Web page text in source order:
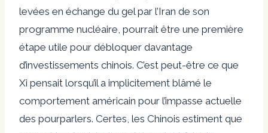
levées en échange du gel par l’Iran de son
programme nucléaire, pourrait être une première
étape utile pour débloquer davantage
d’investissements chinois. C’est peut-être ce que
Xi pensait lorsqu’il a implicitement blâmé le
comportement américain pour l’impasse actuelle
des pourparlers. Certes, les Chinois estiment que